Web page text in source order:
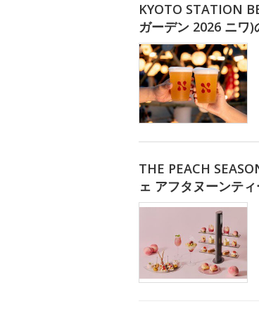
KYOTO STATION
ガーデン 2026 ニワ
THE PEACH
ェ アフタヌーンティ